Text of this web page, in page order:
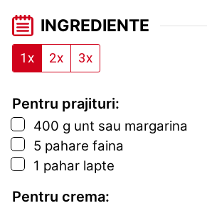
INGREDIENTE
1x 2x 3x
Pentru prajituri:
▢
400 g unt sau margarina
▢
5 pahare faina
▢
1 pahar lapte
Pentru crema: